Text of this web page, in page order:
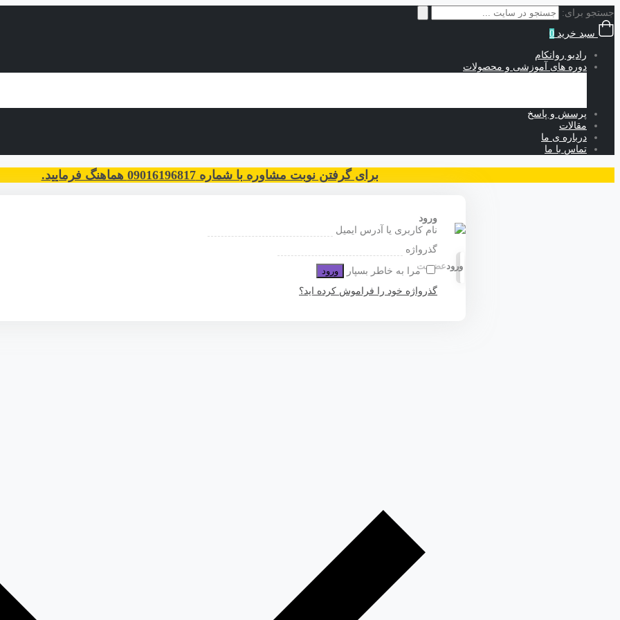
جستجو برای:
سبد خرید 0
رادیو روانکام
دوره های آموزشی و محصولات
پرسش و پاسخ
مقالات
درباره ی ما
تماس با ما
برای گرفتن نوبت مشاوره با شماره 09016196817 هماهنگ فرمایید.
ورودعضویت
ورود
نام کاربری یا آدرس ایمیل
گذرواژه
مرا به خاطر بسپار
ورود
گذرواژه خود را فراموش کرده اید؟